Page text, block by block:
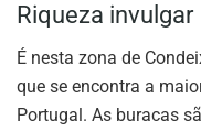
Riqueza invulgar
É nesta zona de
que se encontra a
Portugal. As buracas